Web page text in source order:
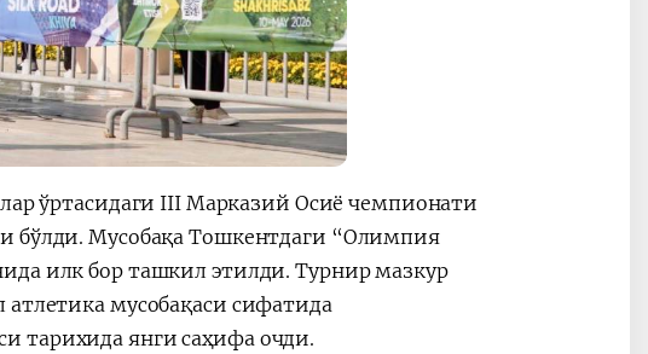
ўртасидаги III Марказий Осиё чемпионати
бўлди. Мусобақа Тошкентдаги “Олимпия
илк бор ташкил этилди. Турнир мазкур
мусобақаси сифатида
тарихида янги саҳифа очди.